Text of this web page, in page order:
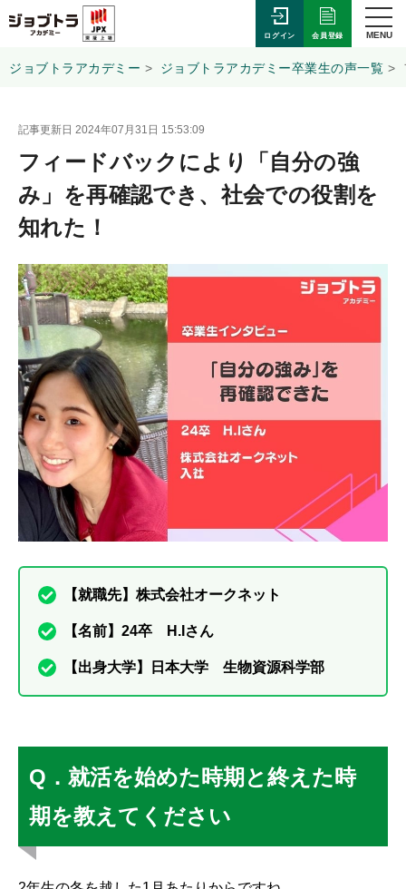
ログイン 会員登録 MENU
ジョブトラアカデミー ジョブトラアカデミー卒業生の声一覧
記事更新日 2024年07月31日 15:53:09
フィードバックにより「自分の強
み」を再確認でき、社会での役割を
知れた！
【就職先】株式会社オークネット
【名前】24卒 H.Iさん
【出身大学】日本大学 生物資源科学部
Q．就活を始めた時期と終えた時
期を教えてください